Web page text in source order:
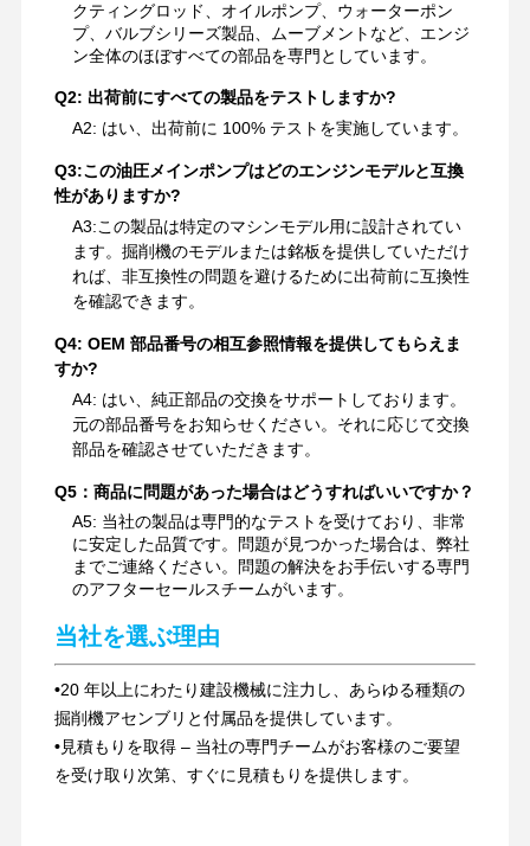
クティングロッド、オイルポンプ、ウォーターポン
プ、バルブシリーズ製品、ムーブメントなど、エンジ
ン全体のほぼすべての部品を専門としています。
Q2: 出荷前にすべての製品をテストしますか?
A2: はい、出荷前に 100% テストを実施しています。
Q3:この油圧メインポンプはどのエンジンモデルと互換
性がありますか?
A3:この製品は特定のマシンモデル用に設計されてい
ます。掘削機のモデルまたは銘板を提供していただけ
れば、非互換性の問題を避けるために出荷前に互換性
を確認できます。
Q4: OEM 部品番号の相互参照情報を提供してもらえま
すか?
A4: はい、純正部品の交換をサポートしております。
元の部品番号をお知らせください。それに応じて交換
部品を確認させていただきます。
Q5：商品に問題があった場合はどうすればいいですか？
A5: 当社の製品は専門的なテストを受けており、非常
に安定した品質です。問題が見つかった場合は、弊社
までご連絡ください。問題の解決をお手伝いする専門
のアフターセールスチームがいます。
当社を選ぶ理由
•20 年以上にわたり建設機械に注力し、あらゆる種類の
掘削機アセンブリと付属品を提供しています。
•見積もりを取得 – 当社の専門チームがお客様のご要望
を受け取り次第、すぐに見積もりを提供します。